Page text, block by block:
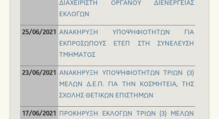
ΔΙΑΧΕΙΡΙΣΤΗ ΟΡΓΑΝΟΥ ΔΙΕΝΕΡΓΕΙΑΣ
ΕΚΛΟΓΩΝ
25/06/2021
ΑΝΑΚΗΡΥΞΗ ΥΠΟΨΗΦΙΟΤΗΤΩΝ ΓΙΑ
ΕΚΠΡΟΣΩΠΟΥΣ ΕΤΕΠ ΣΤΗ ΣΥΝΕΛΕΥΣΗ
ΤΜΗΜΑΤΟΣ
23/06/2021
AΝΑΚΗΡΥΞΗ ΥΠΟΨΗΦΙΟΤΗΤΩΝ ΤΡΙΩΝ (3)
ΜΕΛΩΝ Δ.Ε.Π. ΓΙΑ ΤΗΝ ΚΟΣΜΗΤΕΙΑ, ΤΗΣ
ΣΧΟΛΗΣ ΘΕΤΙΚΩΝ ΕΠΙΣΤΗΜΩΝ
17/06/2021
ΠΡΟΚΗΡΥΞΗ ΕΚΛΟΓΩΝ ΤΡΙΩΝ (3) ΜΕΛΩΝ